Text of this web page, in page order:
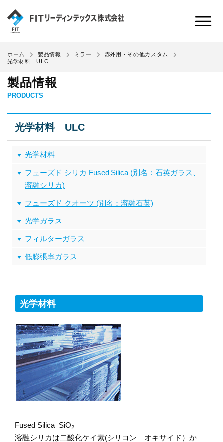
ホーム 製品情報 ミラー
赤外用・その他カスタム
光学材料 ULC
製品情報
PRODUCTS
光学材料 ULC
光学材料
フューズド シリカ Fused Silica (別名：石英ガラス、
溶融シリカ)
フューズド クオーツ (別名：溶融石英)
光学ガラス
フィルターガラス
低膨張率ガラス
光学材料
Fused Silica SiO2
溶融シリカは二酸化ケイ素(シリコン オキサイド）か